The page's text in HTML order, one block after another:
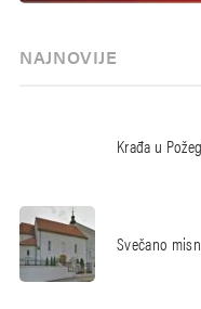
NAJNOVIJE
Krađa u
Svečano